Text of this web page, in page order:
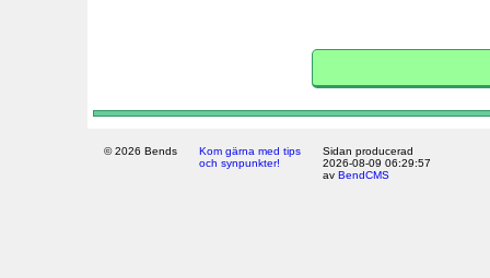
© 2026 Bends
Kom gärna med tips
och synpunkter!
Sidan producerad
2026-08-09 06:29:57
av BendCMS